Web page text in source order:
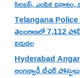
సిలబస్, ఎంపిక విధానం,
Telangana
తెలంగాణలో 7,112
విడుదల
Hyderabad
అంగన్వాడీ టీచర్